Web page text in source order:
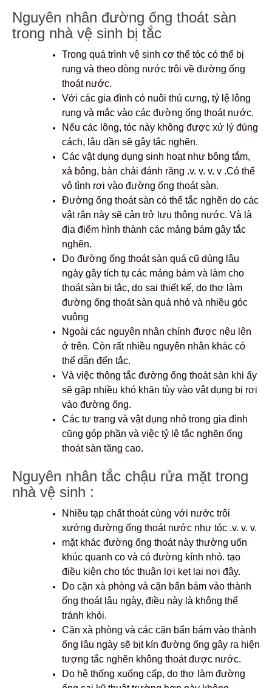
Nguyên nhân đường ống thoát sàn
trong nhà vệ sinh bị tắc
Trong quá trình vệ sinh cơ thể tóc có thể bị
rung và theo dòng nước trôi về đường ống
thoát nước.
Với các gia đình có nuôi thú cưng, tỷ lệ lông
rụng và mắc vào các đường ống thoát nước.
Nếu các lông, tóc này không được xử lý đúng
cách, lâu dần sẽ gây tắc nghẽn.
Các vật dụng dụng sinh hoạt như bông tắm,
xà bông, bàn chải đánh răng .v. v. v. v .Có thể
vô tình rơi vào đường ống thoát sàn.
Đường ống thoát sàn có thể tắc nghẽn do các
vật rắn này sẽ cản trở lưu thông nước. Và là
địa điểm hình thành các mảng bám gây tắc
nghẽn.
Do đường ống thoát sàn quá cũ dùng lâu
ngày gây tích tụ các mảng bám và làm cho
thoát sàn bị tắc, do sai thiết kế, do thợ làm
đường ống thoát sàn quá nhỏ và nhiều góc
vuông
Ngoài các nguyên nhân chính được nêu lên
ở trên. Còn rất nhiều nguyên nhân khác có
thể dẫn đến tắc.
Và việc thông tắc đường ống thoát sàn khi ấy
sẽ gặp nhiều khó khăn tùy vào vật dụng bị rơi
vào đường ống.
Các tư trang và vật dụng nhỏ trong gia đình
cũng góp phần và việc tỷ lệ tắc nghẽn ống
thoát sàn tăng cao.
Nguyên nhân tắc chậu rửa mặt trong
nhà vệ sinh :
Nhiều tạp chất thoát cùng với nước trôi
xướng đường ống thoát nước như tóc .v. v. v.
mặt khác đường ống thoát này thường uốn
khúc quanh co và có đường kính nhỏ. tạo
điều kiện cho tóc thuận lợi kẹt lại nơi đây.
Do cặn xà phòng và cặn bẩn bám vào thành
ống thoát lâu ngày, điều này là không thể
tránh khỏi.
Cặn xà phòng và các cặn bẩn bám vào thành
ống lâu ngày sẽ bịt kín đường ống gây ra hiện
tượng tắc nghẽn không thoát được nước.
Do hệ thống xuống cấp, do thợ làm đường